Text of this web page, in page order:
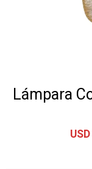
Lámpara
USD